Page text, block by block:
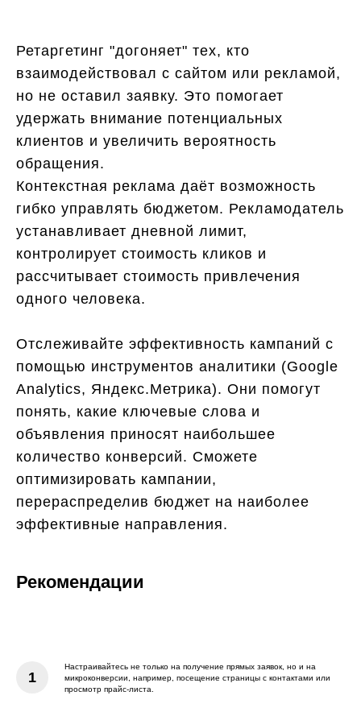
Ретаргетинг "догоняет" тех, кто
взаимодействовал с сайтом или рекламой,
но не оставил заявку. Это помогает
удержать внимание потенциальных
клиентов и увеличить вероятность
обращения.
Контекстная реклама даёт возможность
гибко управлять бюджетом. Рекламодатель
устанавливает дневной лимит,
контролирует стоимость кликов и
рассчитывает стоимость привлечения
одного человека.
Отслеживайте эффективность кампаний с
помощью инструментов аналитики (Google
Analytics, Яндекс.Метрика). Они помогут
понять, какие ключевые слова и
объявления приносят наибольшее
количество конверсий. Сможете
оптимизировать кампании,
перераспределив бюджет на наиболее
эффективные направления.
Рекомендации
Настраивайтесь не только на получение прямых заявок, но и на
микроконверсии, например, посещение страницы с контактами или
просмотр прайс-листа.